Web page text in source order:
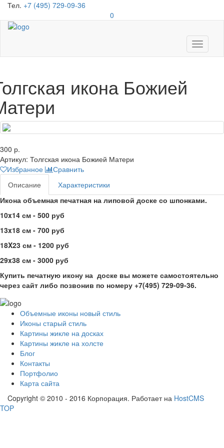
Тел. +7 (495) 729-09-36
0
Toggle
икона Божией
300 р.
Артикул: Толгская икона Божией Матери
Избранное
Сравнить
Описание
Характеристики
Икона объемная печатная на липовой доске со шпонками.
10x14 см - 500 руб
13x18 см - 700 руб
18X23 см - 1200 руб
29x38 см - 3000 руб
Купить печатную икону на доске вы можете самостоятельно
через сайт либо позвонив по номеру +7(495) 729-09-36.
Объемные иконы новый стиль
Иконы старый стиль
Картины жикле на досках
Картины жикле на холсте
Блог
Контакты
Портфолио
Карта сайта
Copyright © 2010 - 2016 Корпорация. Работает на HostCMS
TOP